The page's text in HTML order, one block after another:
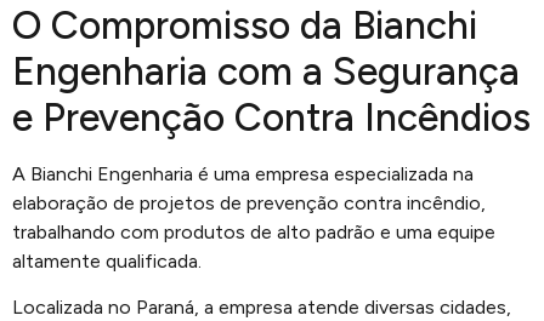
O Compromisso da Bianchi
Engenharia com a Segurança
e Prevenção Contra Incêndios
A Bianchi Engenharia é uma empresa especializada na
elaboração de projetos de prevenção contra incêndio,
trabalhando com produtos de alto padrão e uma equipe
altamente qualificada.
Localizada no Paraná, a empresa atende diversas cidades,